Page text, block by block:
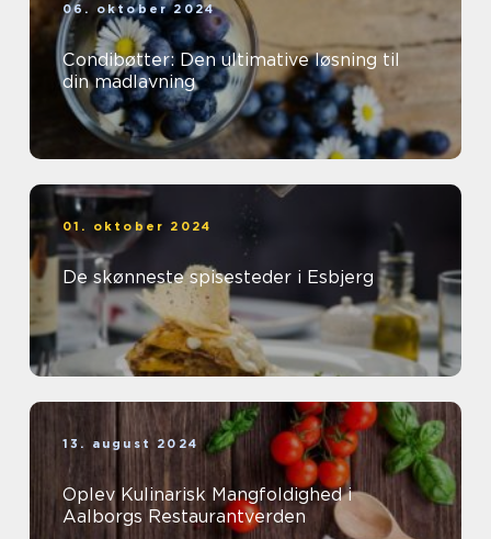
06. oktober 2024
Condibøtter: Den ultimative løsning til
din madlavning
01. oktober 2024
De skønneste spisesteder i Esbjerg
13. august 2024
Oplev Kulinarisk Mangfoldighed i
Aalborgs Restaurantverden